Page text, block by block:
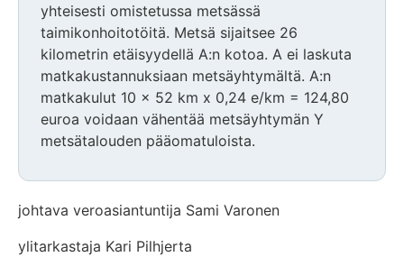
yhteisesti omistetussa metsässä
taimikonhoitotöitä. Metsä sijaitsee 26
kilometrin etäisyydellä A:n kotoa. A ei laskuta
matkakustannuksiaan metsäyhtymältä. A:n
matkakulut 10 x 52 km x 0,24 e/km = 124,80
euroa voidaan vähentää metsäyhtymän Y
metsätalouden pääomatuloista.
johtava veroasiantuntija Sami Varonen
ylitarkastaja Kari Pilhjerta